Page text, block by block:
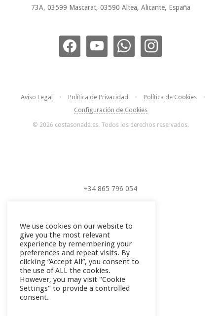
73A, 03599 Mascarat, 03590 Altea, Alicante, España
Aviso Legal • Política de Privacidad • Política de Cookies
•
Configuración de Cookies
© 2026 costasonada.es. Todos los derechos reservados.
+34 865 796 054
We use cookies on our website to
give you the most relevant
experience by remembering your
preferences and repeat visits. By
clicking “Accept All”, you consent to
the use of ALL the cookies.
However, you may visit "Cookie
Settings" to provide a controlled
consent.